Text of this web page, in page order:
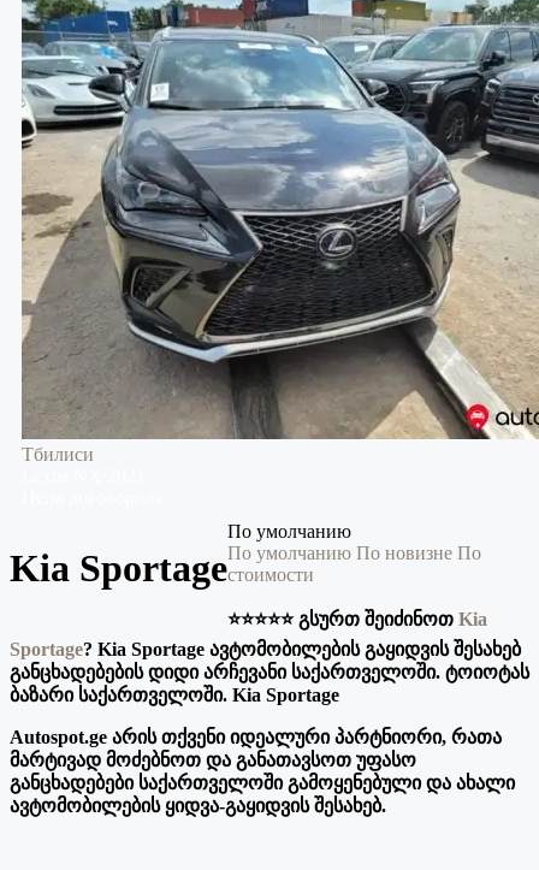
Тбилиси
Kia Sportage
По умолчанию
По умолчанию По новизне По
стоимости
⭐️⭐️⭐️⭐️⭐️ გსურთ შეიძინოთ Kia
Sportage? Kia Sportage ავტომობილების გაყიდვის შესახებ
განცხადებების დიდი არჩევანი საქართველოში. ტოიოტას
ბაზარი საქართველოში. Kia Sportage
Autospot.ge არის თქვენი იდეალური პარტნიორი, რათა
მარტივად მოძებნოთ და განათავსოთ უფასო
განცხადებები საქართველოში გამოყენებული და ახალი
ავტომობილების ყიდვა-გაყიდვის შესახებ.